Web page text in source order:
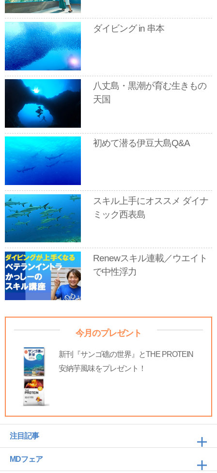
ダイビング in 串本
八丈島・黒潮が育む生きもの
天国
初めて潜る伊豆大島Q&A
スキル上手にオススメ ダイナ
ミック西表島
Renewスキル連載／ウエイト
で中性浮力
今月のプレゼント
新刊『サンゴ礁の世界』とTHE PROTEIN
安納芋風味をプレゼント！
注目記事
MDフェア